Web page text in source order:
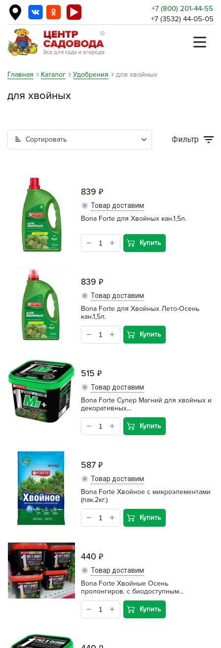
+7 (800) 201-44-55
+7 (3532) 44-05-05
Главная Каталог Удобрения для хвойных
для хвойных
Сортировать Фильтр
839
Товар доставим
Bona Forte для Хвойных кан.1,5л.
Купить
839
Товар доставим
Bona Forte для Хвойных Лето-Осень
кан.1,5л.
Купить
515
Товар доставим
Bona Forte Супер Магний для хвойных и
декоративных...
Купить
587
Товар доставим
Bona Forte Хвойное с микроэлементами
(пак.2кг.)
Купить
440
Товар доставим
Bona Forte Хвойные Осень
пролонгиров. с биодоступным...
Купить